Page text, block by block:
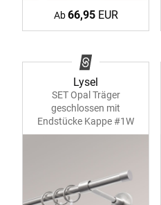
Ab66,95EUR
Lysel
SET Opal Träger
geschlossen mit
Endstücke Kappe #1W